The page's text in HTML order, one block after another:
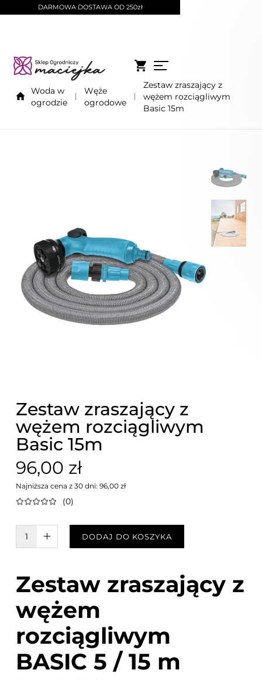
DARMOWA DOSTAWA OD 250zł
Woda w
ogrodzie
Węże
ogrodowe
Zestaw zraszający z
wężem rozciągliwym
Basic 15m
Zestaw zraszający z
wężem rozciągliwym
Basic 15m
96,00 zł
Najniższa cena z 30 dni: 96,00 zł
(0)
W KOSZYKU :)DODAJ DO KOSZYKA
Zestaw zraszający z
wężem
rozciągliwym
BASIC 5 / 15 m